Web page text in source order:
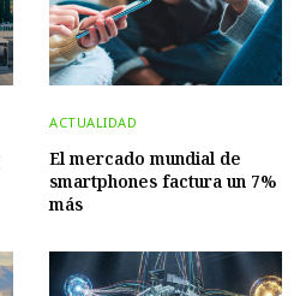
ACTUALIDAD
El mercado mundial de
smartphones factura un 7%
más